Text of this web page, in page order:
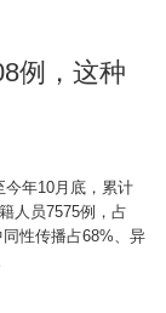
例，这种
今年10月底，累计
人员7575例，占
性传播占68%、异